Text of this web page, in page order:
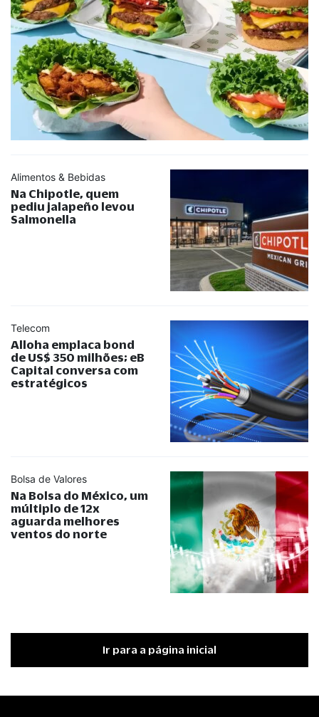
Alimentos & Bebidas
Na Chipotle, quem
pediu jalapeño levou
Salmonella
Telecom
Alloha emplaca bond
de US$ 350 milhões; eB
Capital conversa com
estratégicos
Bolsa de Valores
Na Bolsa do México, um
múltiplo de 12x
aguarda melhores
ventos do norte
Ir para a página inicial